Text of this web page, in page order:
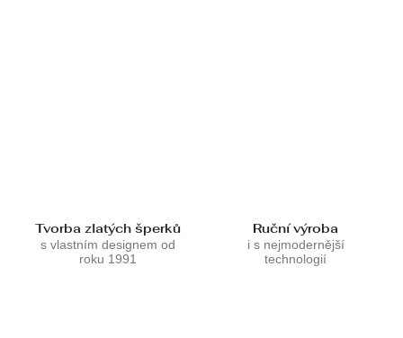
Tvorba zlatých šperků
s vlastním designem od
roku 1991
Ruční výroba
i s nejmodernější
technologií